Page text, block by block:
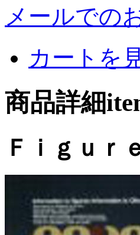
メールでの
カートを
商品詳細
Ｆｉｇｕｒ